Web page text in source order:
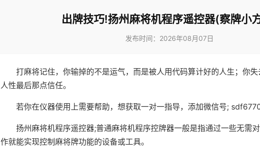
出牌技巧!扬州麻将机程序遥控器(察牌小
发布时间：2026年08月07日
打麻将记住，你输掉的不是运气，而是被人用代码算计好的人生；你
人性最后那点信任。
若你在仪器使用上需要帮助，想获取一对一指导，添加微信号; sdf6770
扬州麻将机程序遥控器;普通麻将机程序控牌器一般是指通过一些无需
作就能实现控制麻将牌功能的设备或工具。